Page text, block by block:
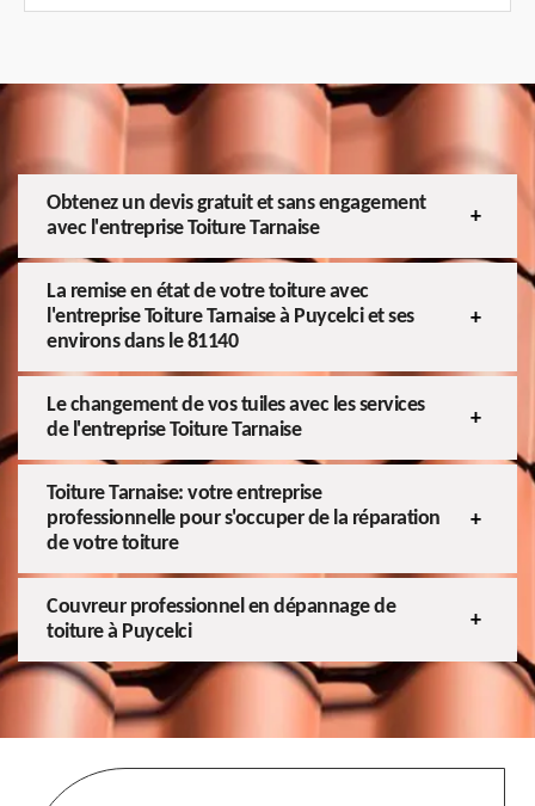
Obtenez un devis gratuit et sans engagement
avec l'entreprise Toiture Tarnaise
La remise en état de votre toiture avec
l'entreprise Toiture Tarnaise à Puycelci et ses
environs dans le 81140
Le changement de vos tuiles avec les services
de l'entreprise Toiture Tarnaise
Toiture Tarnaise: votre entreprise
professionnelle pour s'occuper de la réparation
de votre toiture
Couvreur professionnel en dépannage de
toiture à Puycelci